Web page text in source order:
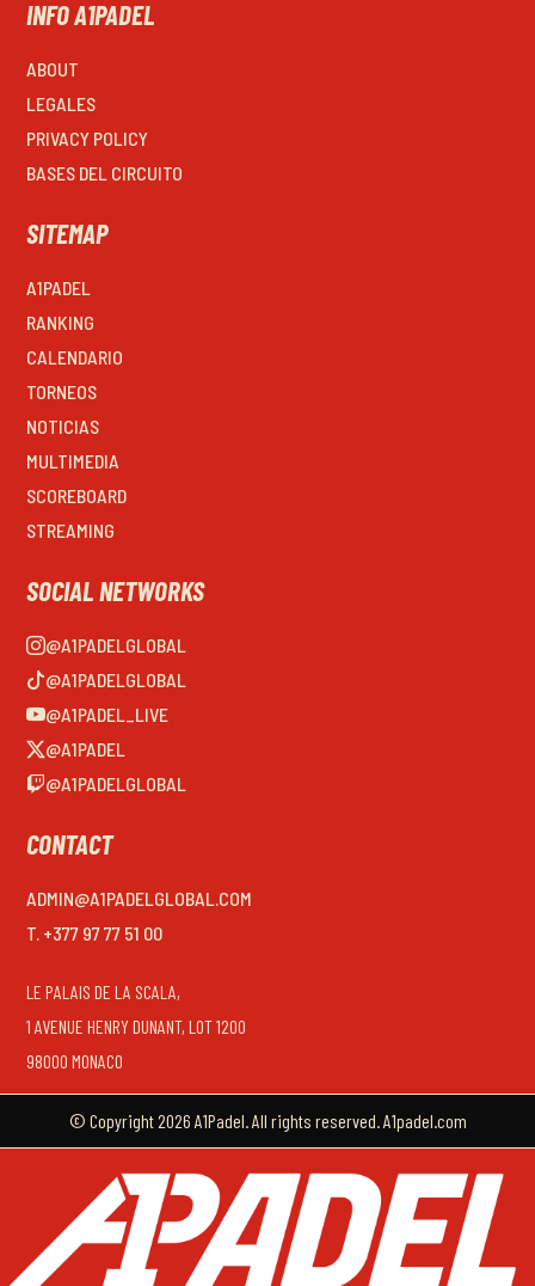
INFO A1PADEL
ABOUT
LEGALES
PRIVACY POLICY
BASES DEL CIRCUITO
SITEMAP
A1PADEL
RANKING
CALENDARIO
TORNEOS
NOTICIAS
MULTIMEDIA
SCOREBOARD
STREAMING
SOCIAL NETWORKS
@A1PADELGLOBAL
@A1PADELGLOBAL
@A1PADEL_LIVE
@A1PADEL
@A1PADELGLOBAL
CONTACT
ADMIN@A1PADELGLOBAL.COM
T. +377 97 77 51 00
LE PALAIS DE LA SCALA,
1 AVENUE HENRY DUNANT, LOT 1200
98000 MONACO
© Copyright 2026 A1Padel. All rights reserved. A1padel.com